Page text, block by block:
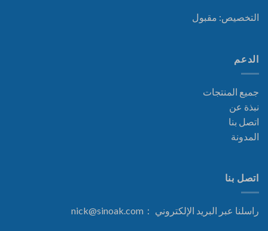
التخصيص: مقبول
الدعم
جميع المنتجات
نبذة عن
اتصل بنا
المدونة
اتصل بنا
راسلنا عبر البريد الإلكتروني ： nick@sinoak.com